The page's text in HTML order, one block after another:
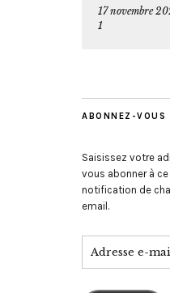
17 novembre
1
ABONNEZ-VOUS
Saisissez votre
vous abonner à
notification de
email.